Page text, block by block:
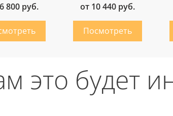
800 руб. от 10 440 руб.
это будет